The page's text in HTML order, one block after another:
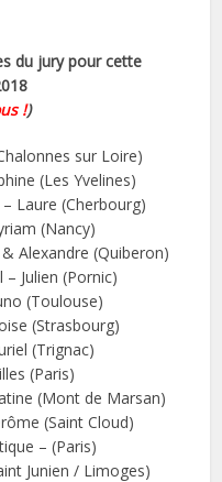
du jury pour cette
!)
sur Loire)
(Les Yvelines)
Laure (Cherbourg)
(Nancy)
Alexandre (Quiberon)
– Julien (Pornic)
(Toulouse)
(Strasbourg)
(Trignac)
(Paris)
(Mont de Marsan)
(Saint Cloud)
– (Paris)
Junien / Limoges)